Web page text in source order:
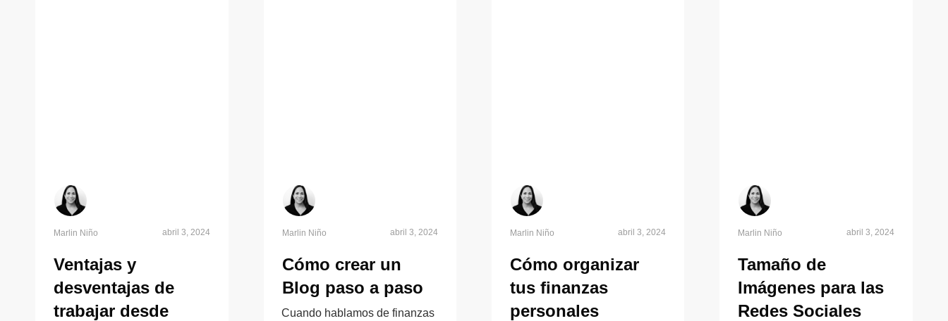
Marlin Niño abril 3, 2024
Ventajas y
desventajas de
trabajar desde
Marlin Niño abril 3, 2024
Cómo crear un
Blog paso a paso
Cuando hablamos de finanzas
Marlin Niño abril 3, 2024
Cómo organizar
tus finanzas
personales
Marlin Niño abril 3, 2024
Tamaño de
Imágenes para las
Redes Sociales